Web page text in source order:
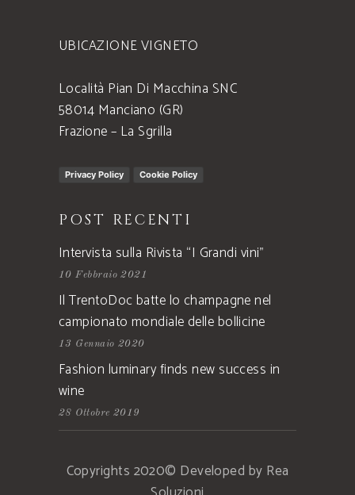
UBICAZIONE VIGNETO
Località Pian Di Macchina SNC
58014 Manciano (GR)
Frazione – La Sgrilla
Privacy Policy Cookie Policy
POST RECENTI
Intervista sulla Rivista “I Grandi vini”
10 Febbraio 2021
Il TrentoDoc batte lo champagne nel
campionato mondiale delle bollicine
13 Gennaio 2020
Fashion luminary finds new success in
wine
28 Ottobre 2019
Copyrights 2020© Developed by Rea